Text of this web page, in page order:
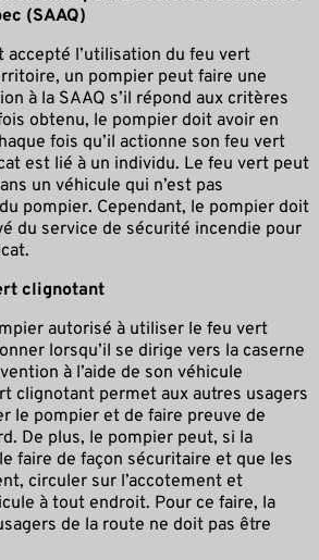
(SAAQ)
accepté l’utilisation du feu vert
un pompier peut faire une
à la SAAQ s’il répond aux critères
obtenu, le pompier doit avoir en
fois qu’il actionne son feu vert
est lié à un individu. Le feu vert peut
un véhicule qui n’est pas
pompier. Cependant, le pompier doit
du service de sécurité incendie pour
clignotant
autorisé à utiliser le feu vert
lorsqu’il se dirige vers la caserne
à l’aide de son véhicule
clignotant permet aux autres usagers
le pompier et de faire preuve de
De plus, le pompier peut, si la
faire de façon sécuritaire et que les
circuler sur l’accotement et
à tout endroit. Pour ce faire, la
de la route ne doit pas être